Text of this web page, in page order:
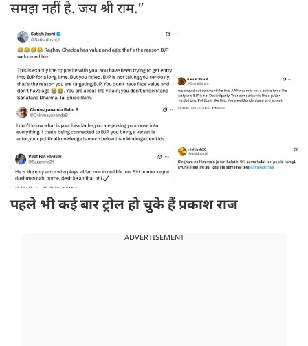
समझ नहीं है. जय श्री राम.”
पहले भी कई बार ट्रोल हो चुके हैं प्रकाश राज
ADVERTISEMENT